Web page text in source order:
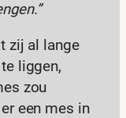
zij al lange
liggen,
zou
een mes in